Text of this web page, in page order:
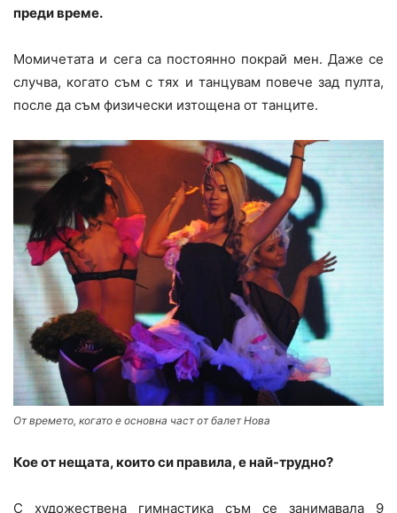
преди време.
Момичетата и сега са постоянно покрай мен. Даже се
случва, когато съм с тях и танцувам повече зад пулта,
после да съм физически изтощена от танците.
От времето, когато е основна част от балет Нова
Кое от нещата, които си правила, е най-трудно?
С художествена гимнастика съм се занимавала 9